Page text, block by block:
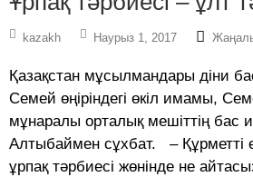
kazakh Наурыз 1, 2017
Қазақстан мұсылмандары діни
Семей өңіріндегі өкіл имамы,
мұнаралы орталық мешіттің
Алтыбаймен сұхбат. – Құрметті
ұрпақ тәрбиесі жөнінде не